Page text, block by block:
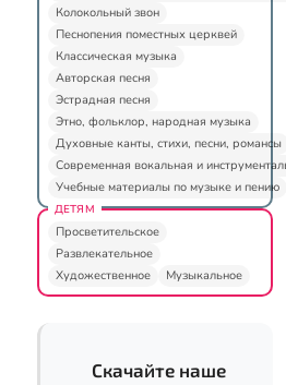
Колокольный звон
Песнопения поместных церквей
Классическая музыка
Авторская песня
Эстрадная песня
Этно, фольклор, народная музыка
Духовные канты, стихи, песни, романсы
Современная вокальная и
Учебные материалы по музыке и пению
ДЕТЯМ
Просветительское
Развлекательное
Художественное
Музыкальное
Скачайте наше